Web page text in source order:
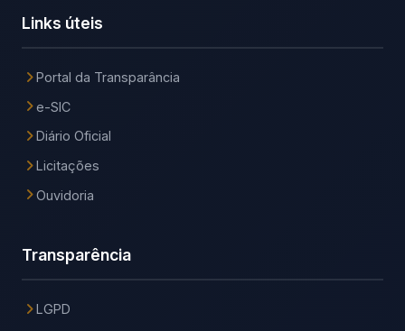
Links úteis
Portal da Transparância
e-SIC
Diário Oficial
Licitações
Ouvidoria
Transparência
LGPD